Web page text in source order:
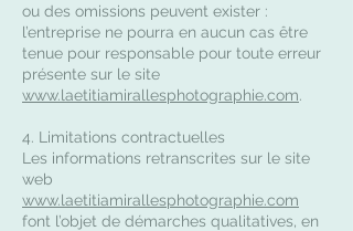
ou des omissions peuvent exister :
l’entreprise ne pourra en aucun cas être
tenue pour responsable pour toute erreur
présente sur le site
www.laetitiamirallesphotographie.com.
4. Limitations contractuelles
Les informations retranscrites sur le site
web
www.laetitiamirallesphotographie.com
font l’objet de démarches qualitatives, en